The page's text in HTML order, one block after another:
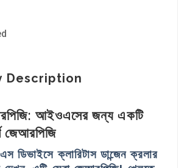
Description
আইওএসের জন্য একটি
জেআরপিজি
ডিভাইসে ক্লারিটাস ডান্জেন ক্রলার